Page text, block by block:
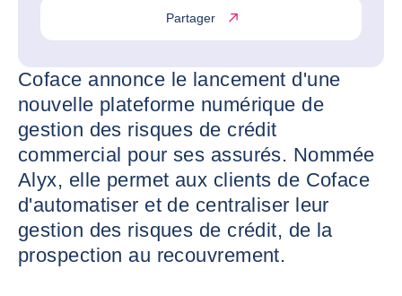
Partager
Coface annonce le lancement d'une
nouvelle plateforme numérique de
gestion des risques de crédit
commercial pour ses assurés. Nommée
Alyx, elle permet aux clients de Coface
d'automatiser et de centraliser leur
gestion des risques de crédit, de la
prospection au recouvrement.